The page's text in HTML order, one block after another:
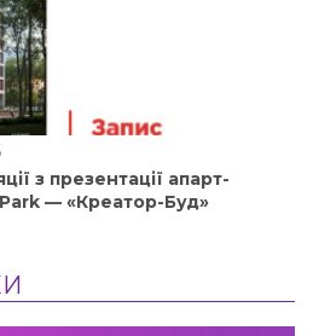
з презентації апарт-
— «Креатор-Буд»